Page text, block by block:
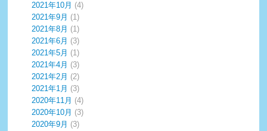
2021年10月 (4)
2021年9月 (1)
2021年8月 (1)
2021年6月 (3)
2021年5月 (1)
2021年4月 (3)
2021年2月 (2)
2021年1月 (3)
2020年11月 (4)
2020年10月 (3)
2020年9月 (3)